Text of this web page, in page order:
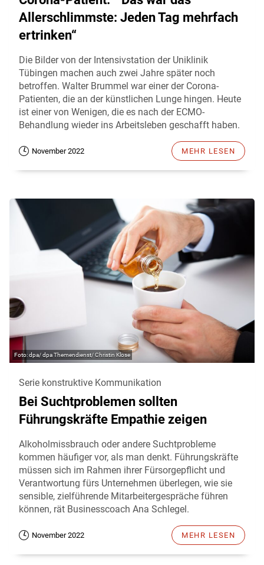
Allerschlimmste: Jeden Tag mehrfach
ertrinken“
Die Bilder von der Intensivstation der Uniklinik
Tübingen machen auch zwei Jahre später noch
betroffen. Walter Brummel war einer der Corona-
Patienten, die an der künstlichen Lunge hingen. Heute
ist einer von Wenigen, die es nach der ECMO-
Behandlung wieder ins Arbeitsleben geschafft haben.
November 2022 MEHR LESEN
dpa/ dpa Themendienst/ Christin Klose
Serie konstruktive Kommunikation
Bei Suchtproblemen sollten
Führungskräfte Empathie zeigen
Alkoholmissbrauch oder andere Suchtprobleme
kommen häufiger vor, als man denkt. Führungskräfte
müssen sich im Rahmen ihrer Fürsorgepflicht und
Verantwortung fürs Unternehmen überlegen, wie sie
sensible, zielführende Mitarbeitergespräche führen
können, rät Businesscoach Ana Schlegel.
November 2022 MEHR LESEN